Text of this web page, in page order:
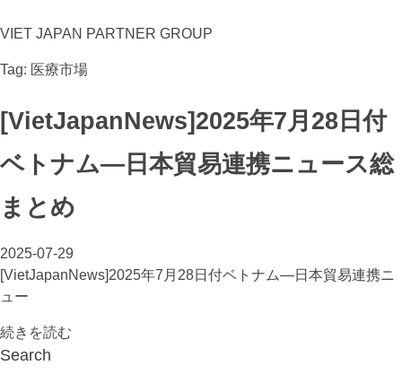
VIET JAPAN PARTNER GROUP
Tag: 医療市場
[VietJapanNews]2025年7月28日付
ベトナム―日本貿易連携ニュース総
まとめ
2025-07-29
[VietJapanNews]2025年7月28日付ベトナム―日本貿易連携ニ
ュー
続きを読む
Search